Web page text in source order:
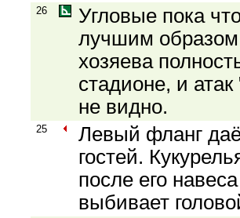
26
Угловые пока
лучшим
хозяева
стадионе, и
не видно.
25
Левый фланг
гостей.
после его
выбивает